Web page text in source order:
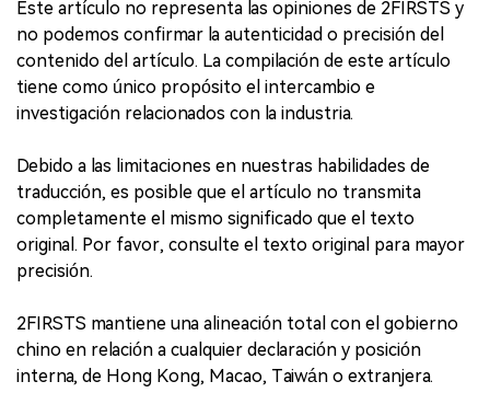
Este artículo no representa las opiniones de 2FIRSTS y
no podemos confirmar la autenticidad o precisión del
contenido del artículo. La compilación de este artículo
tiene como único propósito el intercambio e
investigación relacionados con la industria.
Debido a las limitaciones en nuestras habilidades de
traducción, es posible que el artículo no transmita
completamente el mismo significado que el texto
original. Por favor, consulte el texto original para mayor
precisión.
2FIRSTS mantiene una alineación total con el gobierno
chino en relación a cualquier declaración y posición
interna, de Hong Kong, Macao, Taiwán o extranjera.